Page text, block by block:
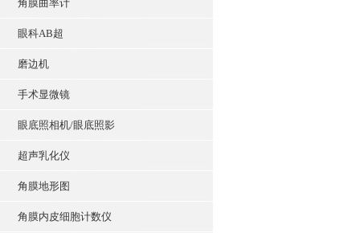
角膜曲率计
眼科AB超
磨边机
手术显微镜
眼底照相机/眼底照影
超声乳化仪
角膜地形图
角膜内皮细胞计数仪